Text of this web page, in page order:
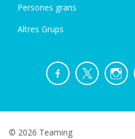
Persones grans
Altres Grups
© 2026 Teaming